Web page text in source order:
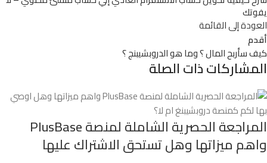
يفوتك
العودة إلى القائمة
أقدم
كيف سأربح المال ؟ وما هو الدروبشيبنج ؟
المشاركات ذات الصلة
المراجعة الحصرية الشاملة لمنصة PlusBase
واهم ميزاتها وهل تستحق الاشتراك عليها